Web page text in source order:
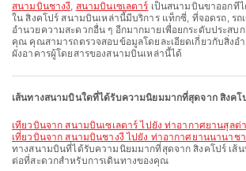
สนามบินชางงี, สนามบินเซเลตาร์ เป็นสนามบินขาออกที่
ใน สิงคโปร์ สนามบินเหล่านี้มีบริการ แท็กซี่, ที่จอดรถ, รถ
อำนวยความสะดวกอื่น ๆ อีกมากมายเพื่อยกระดับประสบ
คุณ คุณสามารถตรวจสอบข้อมูลโดยละเอียดเกี่ยวกับสิ่งอ
ผังอาคารผู้โดยสารของสนามบินเหล่านี้ได้
เส้นทางสนามบินใดที่ได้รับความนิยมมากที่สุดจาก สิงคโ
เที่ยวบินจาก สนามบินเซเลตาร์ ไปยัง ท่าอากาศยานสุล
เที่ยวบินจาก สนามบินชางงี ไปยัง ท่าอากาศยานนานาช
ทางสนามบินที่ได้รับความนิยมมากที่สุดจาก สิงคโปร์ เส้น
ต่อที่สะดวกสำหรับการเดินทางของคุณ